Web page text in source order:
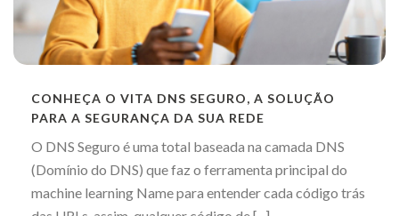
CONHEÇA O VITA DNS SEGURO, A SOLUÇÃO
PARA A SEGURANÇA DA SUA REDE
O DNS Seguro é uma total baseada na camada DNS
(Domínio do DNS) que faz o ferramenta principal do
machine learning Name para entender cada código trás